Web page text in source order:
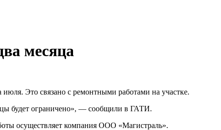
месяца
Это связано с ремонтными работами на участке.
будет ограничено», — сообщили в ГАТИ.
осуществляет компания ООО «Магистраль».